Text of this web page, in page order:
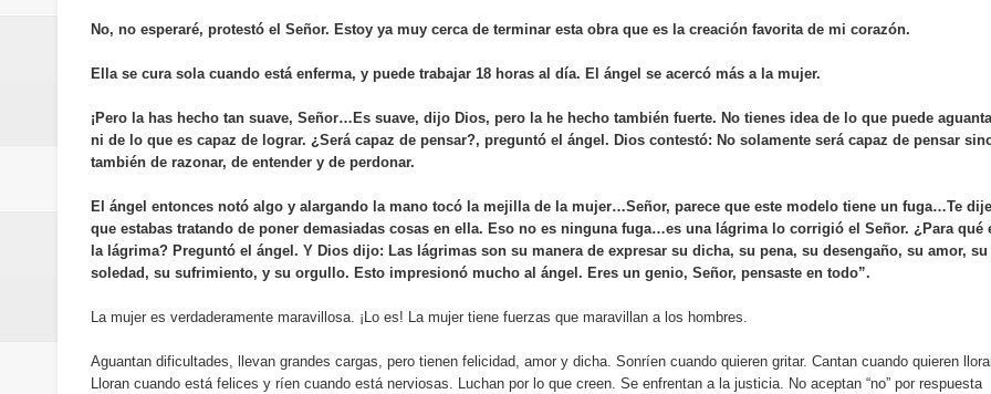
Banreservas y sus filiales realizan en Santiago el segundo Foro del Ahorro y la Inversión
Banreservas inaugura oficina en el Centro de Retención de Vehículos de Pedro Brand
SEPROI obtiene certificación ISO 37001 y se convierte en la primera empresa del sector con
Humano Seguros transforma la emisión de pólizas con Inteligencia Artificial y reduce el proceso
minutos
La Orquesta Sinfónica Nacional y el Coro Nacional Dominicano pondrán su sello a la Ceremonia
la batuta del maestro José Antonio Molina
No, no esperaré, protestó el Señor. Estoy ya muy cerca de terminar esta obra que es la creación favorita de mi corazón.
Ella se cura sola cuando está enferma, y puede trabajar 18 horas al día. El ángel se acercó más a la mujer.
¡Pero la has hecho tan suave, Señor…Es suave, dijo Dios, pero la he hecho también fuerte. No tienes idea de lo que puede
ni de lo que es capaz de lograr. ¿Será capaz de pensar?, preguntó el ángel. Dios contestó: No solamente será capaz de pensar
también de razonar, de entender y de perdonar.
El ángel entonces notó algo y alargando la mano tocó la mejilla de la mujer…Señor, parece que este modelo tiene un fuga…Te dije
que estabas tratando de poner demasiadas cosas en ella. Eso no es ninguna fuga…es una lágrima lo corrigió el Señor. ¿Para qué
la lágrima? Preguntó el ángel. Y Dios dijo: Las lágrimas son su manera de expresar su dicha, su pena, su desengaño, su amor, su
soledad, su sufrimiento, y su orgullo. Esto impresionó mucho al ángel. Eres un genio, Señor, pensaste en todo”.
La mujer es verdaderamente maravillosa. ¡Lo es! La mujer tiene fuerzas que maravillan a los hombres.
Aguantan dificultades, llevan grandes cargas, pero tienen felicidad, amor y dicha. Sonríen cuando quieren gritar. Cantan cuando quieren
Lloran cuando está felices y ríen cuando está nerviosas. Luchan por lo que creen. Se enfrentan a la justicia. No aceptan “no” por respuesta